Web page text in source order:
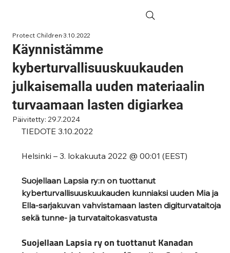
Käynnistämme
kyberturvallisuuskuukauden
julkaisemalla uuden materiaalin
turvaamaan lasten digiarkea
Protect Children3.10.2022
Päivitetty:29.7.2024
TIEDOTE 3.10.2022
Helsinki – 3. lokakuuta 2022 @ 00:01 (EEST)
Suojellaan Lapsia ry:n on tuottanut
kyberturvallisuuskuukauden kunniaksi uuden Mia ja
Ella-sarjakuvan vahvistamaan lasten digiturvataitoja
sekä tunne- ja turvataitokasvatusta
Suojellaan Lapsia ry on tuottanut Kanadan